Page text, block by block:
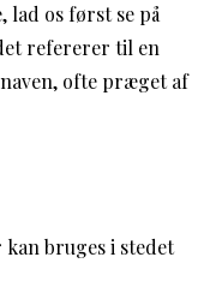
os først se på
refererer til en
ofte præget af
bruges i stedet